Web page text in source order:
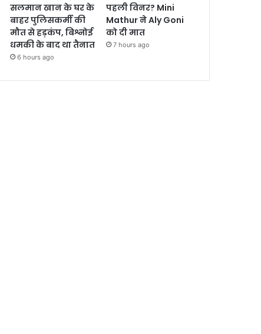
सलमान खान के घर के
बाहर पुलिसकर्मी की
मौत से हड़कंप, बिश्नोई
धमकी के बाद था तैनात
6 hours ago
पहली विनर? Mini
Mathur ने Aly Goni
को दी मात
7 hours ago